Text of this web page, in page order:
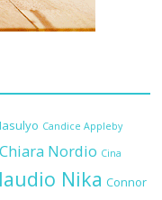
Candice Appleby
Chiara Nordio Cina
Nika Connor